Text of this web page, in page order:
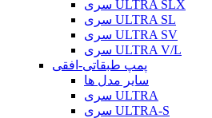
سری ULTRA SLX
سری ULTRA SL
سری ULTRA SV
سری ULTRA V/L
پمپ طبقاتی-افقی
سایر مدل ها
سری ULTRA
سری ULTRA-S